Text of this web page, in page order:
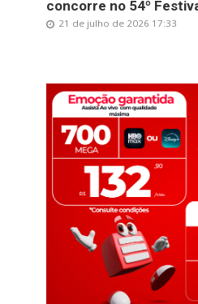
concorre no 54º
21 de julho de 2026 17:33